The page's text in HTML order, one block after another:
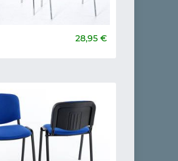
28,95 €